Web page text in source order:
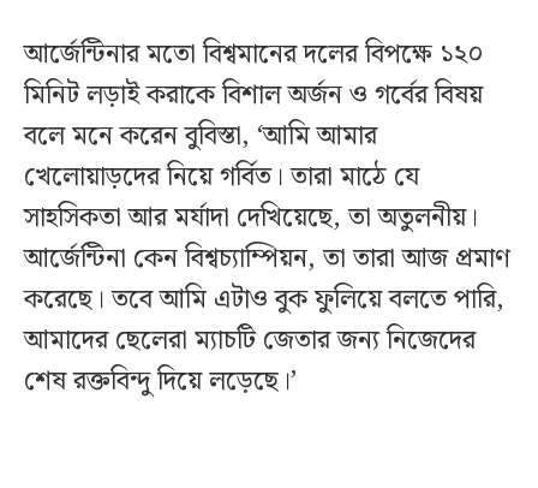
আর্জেন্টিনার মতো বিশ্বমানের দলের বিপক্ষে ১২০
মিনিট লড়াই করাকে বিশাল অর্জন ও গর্বের বিষয়
বলে মনে করেন বুবিস্তা, ‘আমি আমার
খেলোয়াড়দের নিয়ে গর্বিত। তারা মাঠে যে
সাহসিকতা আর মর্যাদা দেখিয়েছে, তা অতুলনীয়।
আর্জেন্টিনা কেন বিশ্বচ্যাম্পিয়ন, তা তারা আজ প্রমাণ
করেছে। তবে আমি এটাও বুক ফুলিয়ে বলতে পারি,
আমাদের ছেলেরা ম্যাচটি জেতার জন্য নিজেদের
শেষ রক্তবিন্দু দিয়ে লড়েছে।’